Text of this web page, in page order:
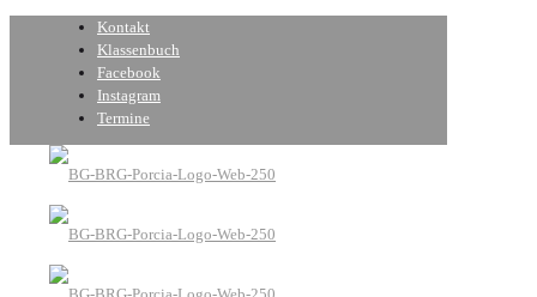
Kontakt
Klassenbuch
Facebook
Instagram
Termine